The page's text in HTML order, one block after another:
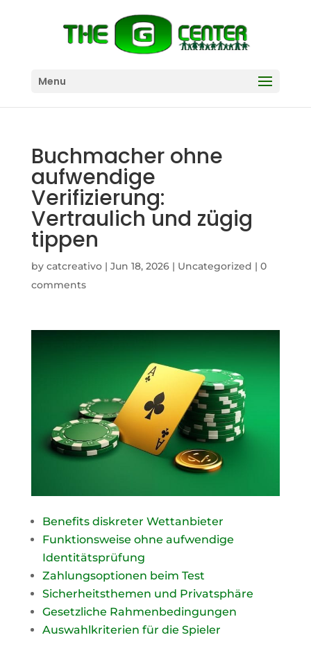
Menu
Buchmacher ohne
aufwendige
Verifizierung:
Vertraulich und zügig
tippen
by catcreativo| Jun 18, 2026| Uncategorized | 0
comments
Benefits diskreter Wettanbieter
Funktionsweise ohne aufwendige
Identitätsprüfung
Zahlungsoptionen beim Test
Sicherheitsthemen und Privatsphäre
Gesetzliche Rahmenbedingungen
Auswahlkriterien für die Spieler